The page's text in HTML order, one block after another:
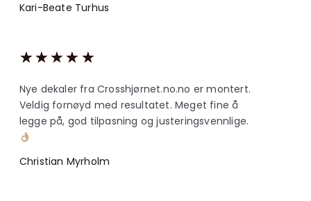
Kari-Beate Turhus
★ ★ ★ ★ ★
Nye dekaler fra Crosshjørnet.no.no er montert.
Veldig fornøyd med resultatet. Meget fine å
legge på, god tilpasning og justeringsvennlige.
Christian Myrholm